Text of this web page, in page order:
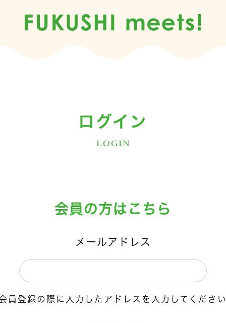
ログイン
LOGIN
会員の方はこちら
メールアドレス
員登録の際に入力したアドレスを入力してください